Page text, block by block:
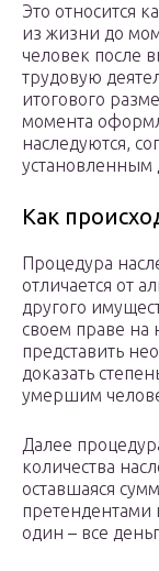
Это относится
из жизни до
человек после
трудовую
итогового
момента
наследуются,
установленным
Как
Процедура
отличается от
другого
своем праве на
представить
доказать
умершим
Далее
количества
оставшаяся
претендентами
один – все